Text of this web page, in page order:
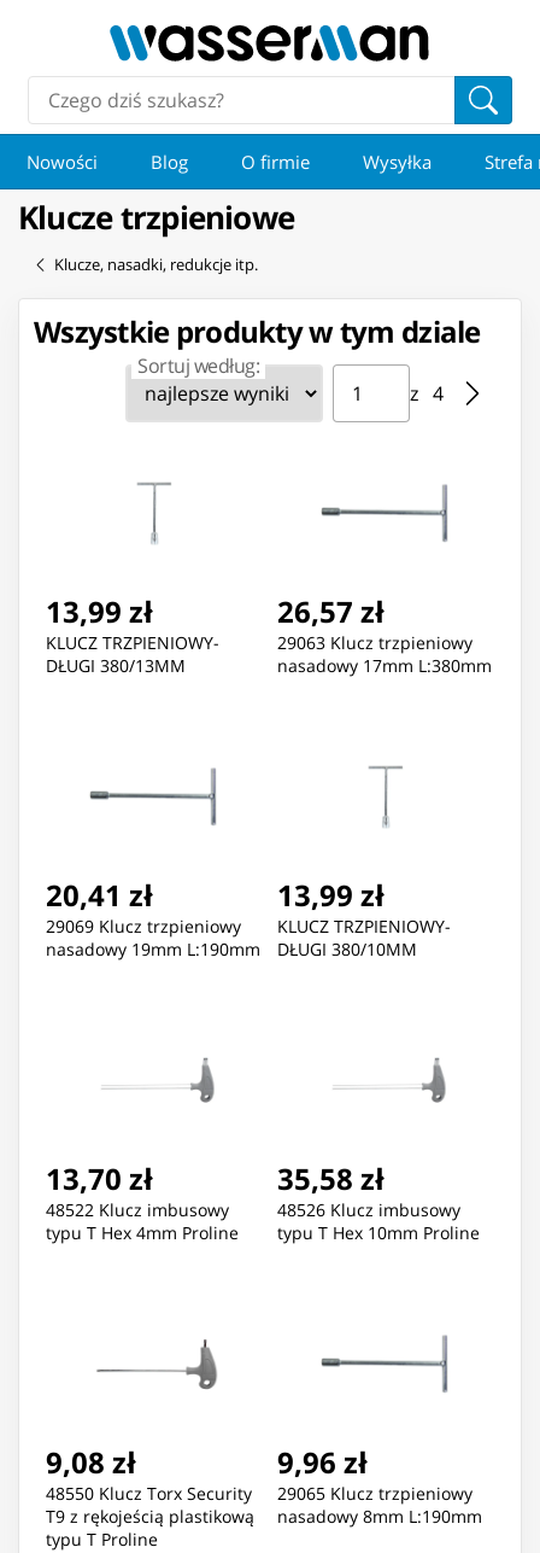
Nowości Blog O firmie Wysyłka Strefa
Klucze trzpieniowe
Klucze, nasadki, redukcje itp.
Wszystkie produkty w tym dziale
Sortuj według: Strona ⁨1⁩ z ⁨4⁩
z ⁨4⁩
Przejdź do strony
13,99 zł
KLUCZ TRZPIENIOWY-
DŁUGI 380/13MM
26,57 zł
29063 Klucz trzpieniowy
nasadowy 17mm L:380mm
20,41 zł
29069 Klucz trzpieniowy
nasadowy 19mm L:190mm
13,99 zł
KLUCZ TRZPIENIOWY-
DŁUGI 380/10MM
13,70 zł
48522 Klucz imbusowy
typu T Hex 4mm Proline
35,58 zł
48526 Klucz imbusowy
typu T Hex 10mm Proline
9,08 zł
48550 Klucz Torx Security
T9 z rękojeścią plastikową
typu T Proline
9,96 zł
29065 Klucz trzpieniowy
nasadowy 8mm L:190mm